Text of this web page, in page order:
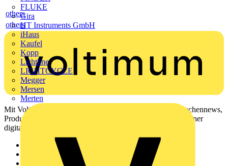
FLUKE
Gira
HT Instruments GmbH
iHaus
Kaufel
Kopp
Lichtline
LIGHTCYCLE
Megger
Mersen
Merten
others
others
Mit Voltimum erhalten Elektrofachkräfte Zugang zu Branchennews,
Produktinformationen, Schulungen und Tools – alles auf einer
digitalen Plattform und Community.